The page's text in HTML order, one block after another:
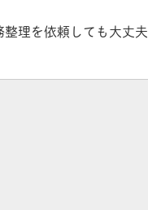
理を依頼しても大丈夫